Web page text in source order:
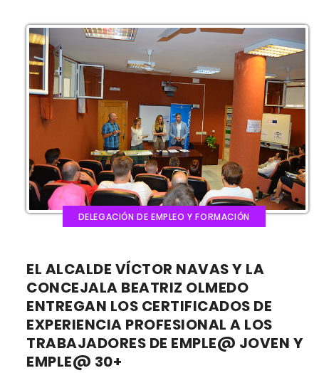
DELEGACIÓN DE EMPLEO Y FORMACIÓN
EL ALCALDE VÍCTOR NAVAS Y LA
CONCEJALA BEATRIZ OLMEDO
ENTREGAN LOS CERTIFICADOS DE
EXPERIENCIA PROFESIONAL A LOS
TRABAJADORES DE EMPLE@ JOVEN Y
EMPLE@ 30+